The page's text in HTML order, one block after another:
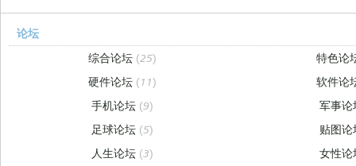
论坛
综合论坛 (25)
特色论
硬件论坛 (11)
软件论
手机论坛 (9)
军事
足球论坛 (5)
贴图
人生论坛 (3)
女性